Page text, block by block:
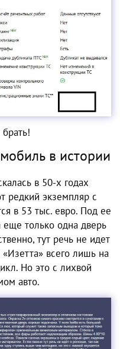
в истории
в 50-х годах
редкий экземпляр с
в 53 тыс. евро. Под ее
еще только одна дверь
тут речь не идет
всего лишь на
Но это с лихвой
авто.